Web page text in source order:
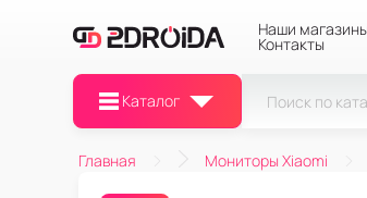
Наши магазины
Контакты
Каталог
Главная Мониторы Xiaomi